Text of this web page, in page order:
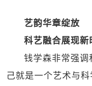
艺韵华章绽放
科艺融合展现新
钱学森非常强调
己就是一个艺术与